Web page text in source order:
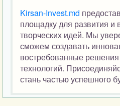
Kirsan-Invest.md
площадку для развития и
творческих идей. Мы
сможем создавать
востребованные
технологий.
стань частью успешного